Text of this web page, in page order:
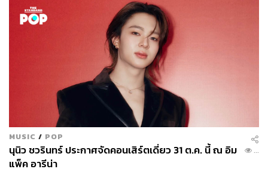
อ้างอิง:
https://www.cnbc.com/2024/12/04/brain-rot-was-word
-of-the-year-dynamic-pricing-was-also-a-contender.ht
สามารถติดตาม THE STANDARD WEALTH
ผ่านแอปพลิเคชันต่างๆ ที่คุณสะดวกหรือใช้งานอยู่แล้วได้เลย
MUSIC / POP
นุนิว ชวรินทร์ ประกาศจัดคอนเสิร์ตเดี่ยว 31 ต.ค. นี้ ณ อิม
แพ็ค อารีน่า
...